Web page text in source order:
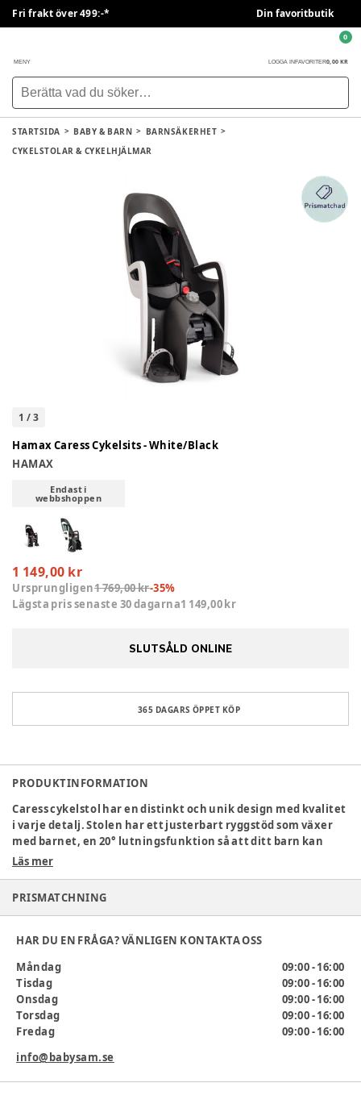
Fri frakt över 499:-* Din favoritbutik
MENY LOGGA IN FAVORITER0,00 KR
0
STARTSIDA BABY & BARN
BARNSÄKERHET
CYKELSTOLAR & CYKELHJÄLMAR
1 /3
Hamax Caress Cykelsits - White/Black
HAMAX
Endast i
webbshoppen
1 149,00 kr
Ursprungligen1 769,00 kr-35%
Lägsta pris senaste 30 dagarna1 149,00 kr
SLUTSÅLD ONLINE
365 DAGARS ÖPPET KÖP
PRODUKTINFORMATION
Caress cykelstol har en distinkt och unik design med kvalitet
i varje detalj. Stolen har ett justerbart ryggstöd som växer
med barnet, en 20° lutningsfunktion så att ditt barn kan
sova bekvämt medan ni cyklar och alla funktioner kan
tillsammans. Med ytterligare tillbehör till cykelsäten blir
Specifikationer:
Min. ålder för cykling: 9 månader
Barnets maxvikt: 22 kg
3-punktssele
20 graders lutning
Mått: L 28 x B 94 x H 36,5 cm
Vikt: 4,55 kg
Läs mer
PRISMATCHNING
HAR DU EN FRÅGA? VÄNLIGEN KONTAKTA OSS
Måndag
09:00 - 16:00
Tisdag
09:00 - 16:00
Onsdag
09:00 - 16:00
Torsdag
09:00 - 16:00
Fredag
09:00 - 16:00
info@babysam.se